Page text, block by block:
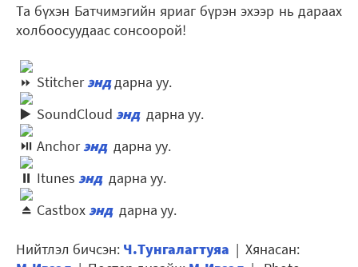
Та бүхэн Батчимэгийн яриаг бүрэн эхээр нь дараах
холбоосуудаас сонсоорой!
Stitcherэнддарна уу.
SoundCloud энд дарна уу.
Anchorэнд дарна уу.
Itunes энд дарна уу.
Castboxэнддарна уу.
Нийтлэл бичсэн: Ч.Тунгалагтуяа | Хянасан: